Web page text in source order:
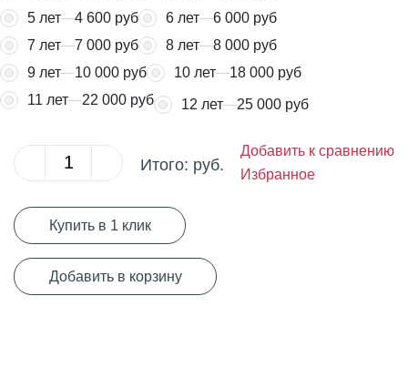
5 лет
4 600 руб 6 лет
6 000 руб
7 лет
7 000 руб 8 лет
8 000 руб
9 лет
10 000 руб 10 лет
18 000 руб
11 лет
22 000 руб 12 лет 25 000 руб
Итого: руб.
Добавить к сравнению
Избранное
Купить в 1 клик
Добавить в корзину